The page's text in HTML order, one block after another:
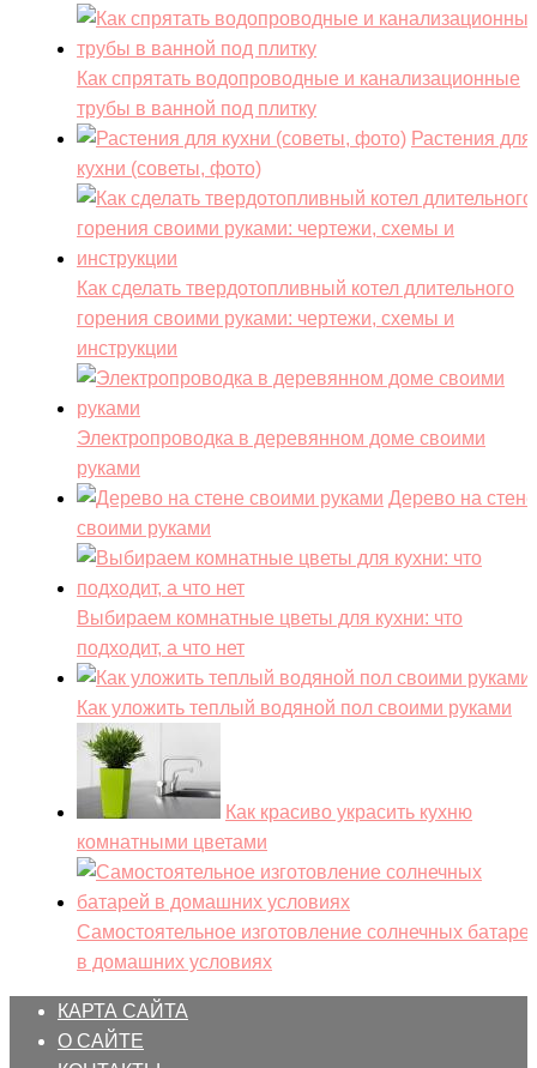
Как спрятать водопроводные и канализационные
трубы в ванной под плитку
Растения для
кухни (советы, фото)
Как сделать твердотопливный котел длительного
горения своими руками: чертежи, схемы и
инструкции
Электропроводка в деревянном доме своими
руками
Дерево на стене
своими руками
Выбираем комнатные цветы для кухни: что
подходит, а что нет
Как уложить теплый водяной пол своими руками
Как красиво украсить кухню
комнатными цветами
Самостоятельное изготовление солнечных
в домашних условиях
КАРТА САЙТА
О САЙТЕ